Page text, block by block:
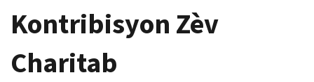
Kontribisyon Zèv
Charitab